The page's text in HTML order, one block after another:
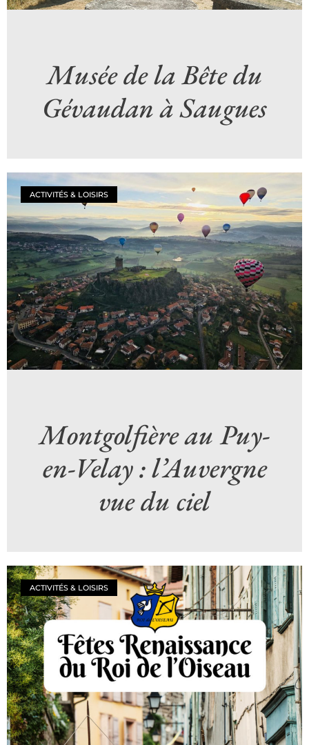
Musée de la Bête du
Gévaudan à Saugues
ACTIVITÉS & LOISIRS
Montgolfière au Puy-
en-Velay : l’Auvergne
vue du ciel
ACTIVITÉS & LOISIRS